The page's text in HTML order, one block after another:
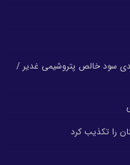
درآمد عملیاتی و رشد ۲۰۶ درصدی سود خالص پتروشیمی غدیر /
را تکذیب کرد